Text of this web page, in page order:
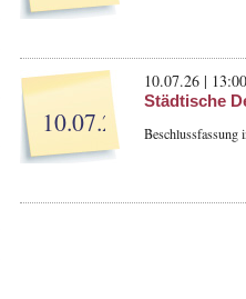
10.07.26
10.07.26 |
Städtische